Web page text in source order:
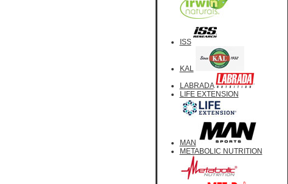
ISS
KAL
LABRADA
LIFE EXTENSION
MAN
METABOLIC NUTRITION